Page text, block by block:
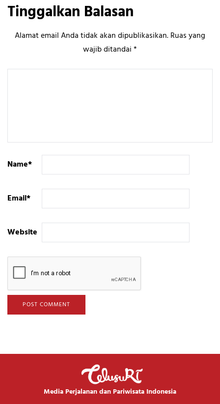
Tinggalkan Balasan
Alamat email Anda tidak akan dipublikasikan.Ruas yang
wajib ditandai*
Name*
Email*
Website
Media Perjalanan dan Pariwisata Indonesia